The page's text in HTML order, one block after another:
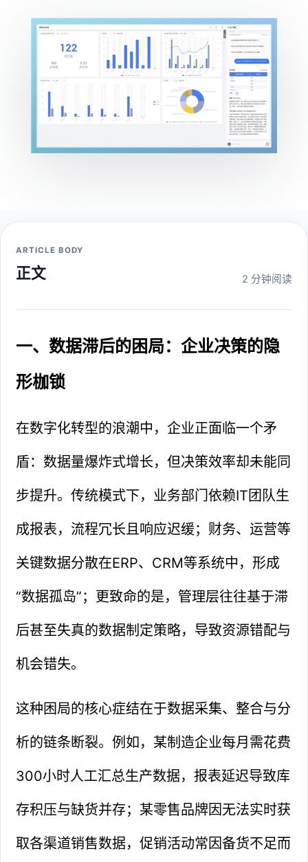
ARTICLE BODY
正文 2 分钟阅读
一、数据滞后的困局：企业决策的隐
形枷锁
在数字化转型的浪潮中，企业正面临一个矛
盾：数据量爆炸式增长，但决策效率却未能同
步提升。传统模式下，业务部门依赖IT团队生
成报表，流程冗长且响应迟缓；财务、运营等
关键数据分散在ERP、CRM等系统中，形成
“数据孤岛”；更致命的是，管理层往往基于滞
后甚至失真的数据制定策略，导致资源错配与
机会错失。
这种困局的核心症结在于数据采集、整合与分
析的链条断裂。例如，某制造企业每月需花费
300小时人工汇总生产数据，报表延迟导致库
存积压与缺货并存；某零售品牌因无法实时获
取各渠道销售数据，促销活动常因备货不足而